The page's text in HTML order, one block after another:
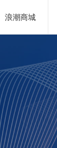
浪潮商城